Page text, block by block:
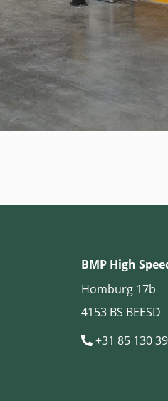
BMP High
Homburg 17b
4153 BS BEESD
+31 85 130